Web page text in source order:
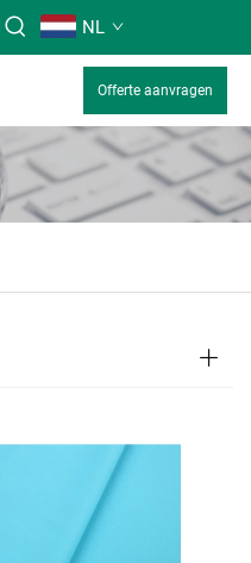
NL
Offerte aanvragen